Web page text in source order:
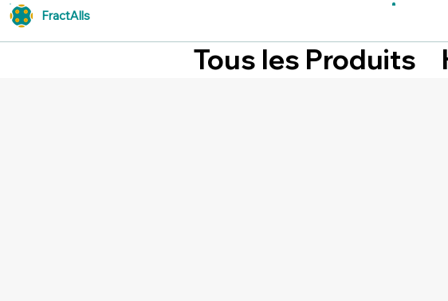
FractAlls
Tous les Produits